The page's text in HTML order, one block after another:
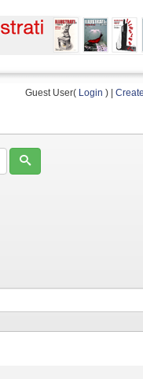
Guest User( Login ) |